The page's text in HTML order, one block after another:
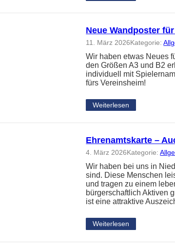
Neue Wandposter
11. März 2026Kategorie:
Wir haben etwas Neues
den Größen A3 und B2
individuell mit
fürs Vereinsheim!
Weiterlesen
Ehrenamtskarte –
4. März 2026Kategorie:
Wir haben bei uns in
sind. Diese Menschen
und tragen zu einem
bürgerschaftlich Aktiven
ist eine attraktive
Weiterlesen